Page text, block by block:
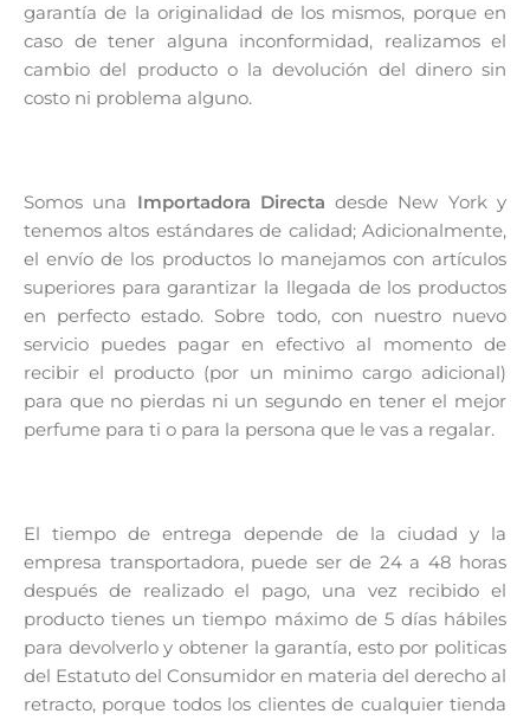
garantía de la originalidad de los mismos, porque en
caso de tener alguna inconformidad, realizamos el
cambio del producto o la devolución del dinero sin
costo ni problema alguno.
Somos una Importadora Directa desde New York y
tenemos altos estándares de calidad; Adicionalmente,
el envío de los productos lo manejamos con artículos
superiores para garantizar la llegada de los productos
en perfecto estado. Sobre todo, con nuestro nuevo
servicio puedes pagar en efectivo al momento de
recibir el producto (por un minimo cargo adicional)
para que no pierdas ni un segundo en tener el mejor
perfume para ti o para la persona que le vas a regalar.
El tiempo de entrega depende de la ciudad y la
empresa transportadora, puede ser de 24 a 48 horas
después de realizado el pago, una vez recibido el
producto tienes un tiempo máximo de 5 días hábiles
para devolverlo y obtener la garantía, esto por politicas
del Estatuto del Consumidor en materia del derecho al
retracto, porque todos los clientes de cualquier tienda